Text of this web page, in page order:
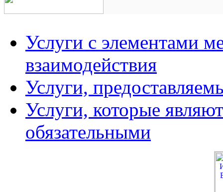
Услуги с элементами
взаимодействия
Услуги,
Услуги, которые
обязательными